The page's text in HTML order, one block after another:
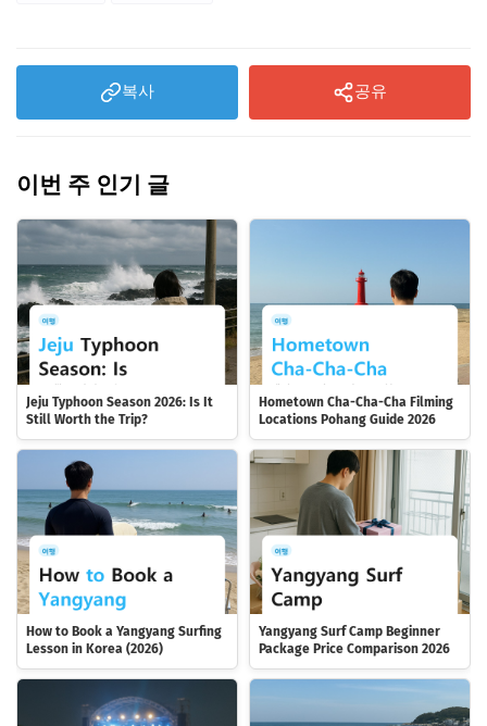
복사 공유
이번 주 인기 글
Jeju Typhoon Season 2026: Is It
Still Worth the Trip?
Hometown Cha-Cha-Cha Filming
Locations Pohang Guide 2026
How to Book a Yangyang Surfing
Lesson in Korea (2026)
Yangyang Surf Camp Beginner
Package Price Comparison 2026